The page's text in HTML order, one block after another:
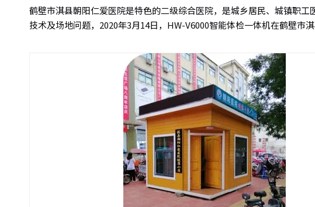
鹤壁市淇县朝阳仁爱医院是特色的二级综合医院，是城乡居民、城镇职
技术及场地问题，2020年3月14日，HW-V6000智能体检一体机在鹤壁市